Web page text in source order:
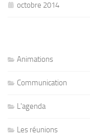
octobre 2014
Animations
Communication
L'agenda
Les réunions